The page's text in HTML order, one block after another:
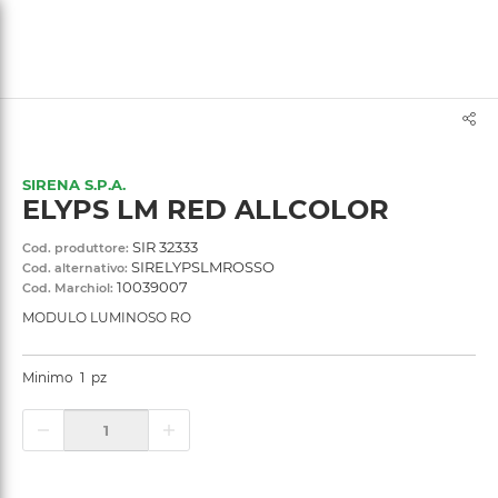
SIRENA S.P.A.
ELYPS LM RED ALLCOLOR
Cod. produttore: SIR 32333
Cod. alternativo: SIRELYPSLMROSSO
Cod. Marchiol: 10039007
MODULO LUMINOSO RO
Minimo 1 pz